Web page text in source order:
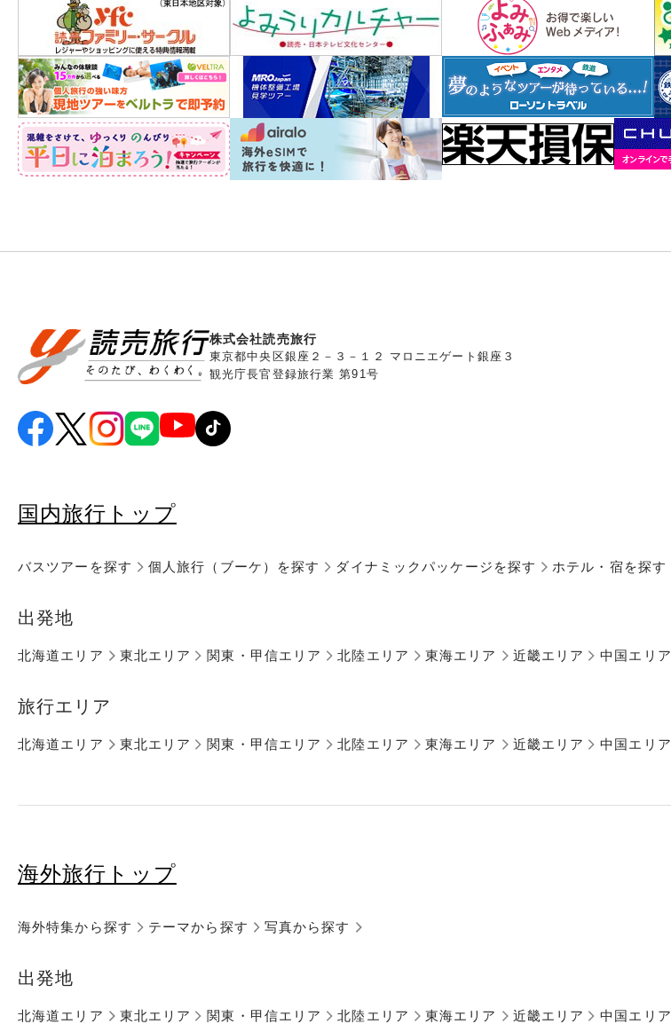
株式会社読売旅行
東京都中央区銀座２－３－１２ マロニエゲート銀座３
観光庁長官登録旅行業 第91号
国内旅行トップ
バスツアーを探す 個人旅行（ブーケ）を探す ダイナミックパッケージを探す ホテル・宿を探す
出発地
北海道エリア 東北エリア 関東・甲信エリア 北陸エリア 東海エリア 近畿エリア 中国エリア
旅行エリア
北海道エリア 東北エリア 関東・甲信エリア 北陸エリア 東海エリア 近畿エリア 中国エリア
海外旅行トップ
海外特集から探す テーマから探す 写真から探す
出発地
北海道エリア 東北エリア 関東・甲信エリア 北陸エリア 東海エリア 近畿エリア 中国エリア